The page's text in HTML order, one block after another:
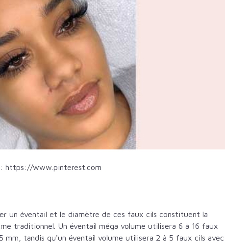
:https://www.pinterest.com
un éventail et le diamètre de ces faux cils constituent la
traditionnel. Un éventail méga volume utilisera 6 à 16 faux
mm, tandis qu'un éventail volume utilisera 2 à 5 faux cils avec